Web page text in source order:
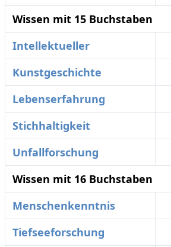
Wissen mit 15 Buchstaben
Intellektueller
Kunstgeschichte
Lebenserfahrung
Stichhaltigkeit
Unfallforschung
Wissen mit 16 Buchstaben
Menschenkenntnis
Tiefseeforschung